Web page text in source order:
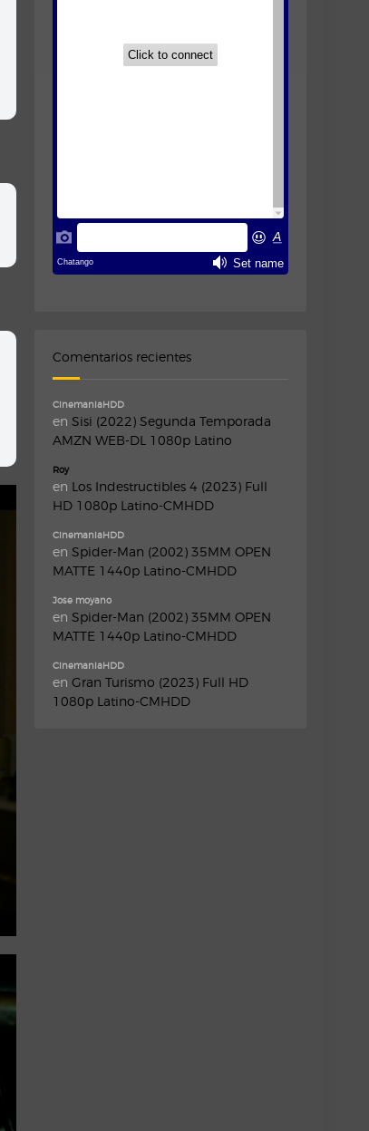
Comentarios recientes
CinemaniaHDD
en Sisi (2022) Segunda Temporada
AMZN WEB-DL 1080p Latino
Roy
en Los Indestructibles 4 (2023) Full
HD 1080p Latino-CMHDD
CinemaniaHDD
en Spider-Man (2002) 35MM OPEN
MATTE 1440p Latino-CMHDD
Jose moyano
en Spider-Man (2002) 35MM OPEN
MATTE 1440p Latino-CMHDD
CinemaniaHDD
en Gran Turismo (2023) Full HD
1080p Latino-CMHDD